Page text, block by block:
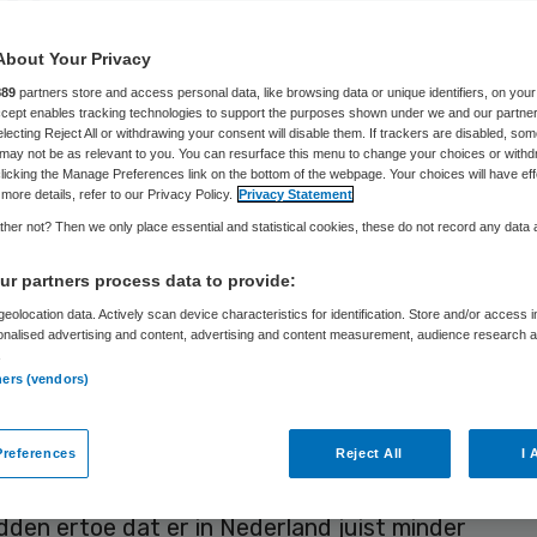
wilde de nieuwe zorgverzekeraar in
inbreng en keuzevrijheid van
adagium worden. Waarom zijn Anno12 nooit van
legt hij uit in het Tijdschrift Zorg en
Zorgverzekeringswet in 2006 werd ingevoerd, lag
Uiteindelijk kwamen die er niet. Geen
ertoe dat er in Nederland juist minder
Your Privacy
partners store and access personal data, like browsing data or unique identifiers, on your
enables tracking technologies to support the purposes shown under we and our
Reject All or withdrawing your consent will disable them. If trackers are disabled,
not be as relevant to you. You can resurface this menu to change your choices or
the Manage Preferences link on the bottom of the webpage. Your choices will have
details, refer to our Privacy Policy. Privacy Statement
not? Then we only place essential and statistical cookies, these do not record any data
partners process data to provide:
data. Actively scan device characteristics for identification. Store and/or access
advertising and content, advertising and content measurement, audience research
(vendors)
Reject All I